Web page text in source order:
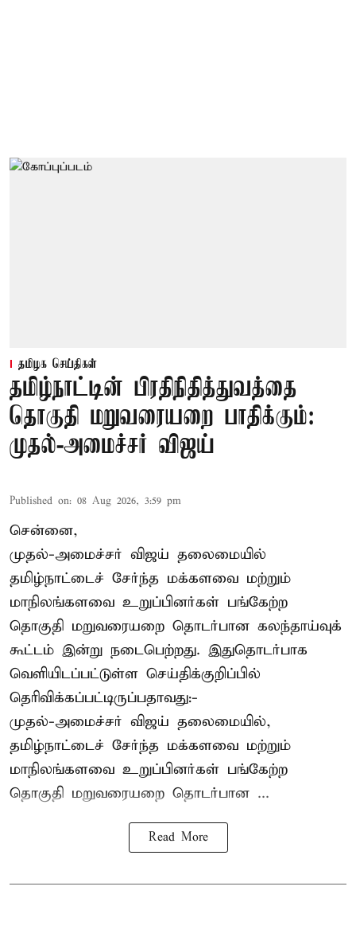
தமிழக செய்திகள்
தமிழ்நாட்டின் பிரதிநிதித்துவத்தை
தொகுதி மறுவரையறை பாதிக்கும்:
முதல்-அமைச்சர் விஜய்
Published on: 08 Aug 2026, 3:59 pm
சென்னை,
முதல்-அமைச்சர் விஜய் தலைமையில்
தமிழ்நாட்டைச் சேர்ந்த மக்களவை மற்றும்
மாநிலங்களவை உறுப்பினர்கள் பங்கேற்ற
தொகுதி மறுவரையறை தொடர்பான கலந்தாய்வுக்
கூட்டம் இன்று நடைபெற்றது. இதுதொடர்பாக
வெளியிடப்பட்டுள்ள செய்திக்குறிப்பில்
தெரிவிக்கப்பட்டிருப்பதாவது:-
முதல்-அமைச்சர் விஜய் தலைமையில்,
தமிழ்நாட்டைச் சேர்ந்த மக்களவை மற்றும்
மாநிலங்களவை உறுப்பினர்கள் பங்கேற்ற
தொகுதி மறுவரையறை தொடர்பான ...
Read More